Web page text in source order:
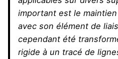
important est le
avec son élément de
cependant été
rigide à un tracé de